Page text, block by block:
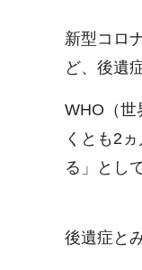
新型コロ
ど、後遺
WHO（世
くとも2
る」とし
後遺症と